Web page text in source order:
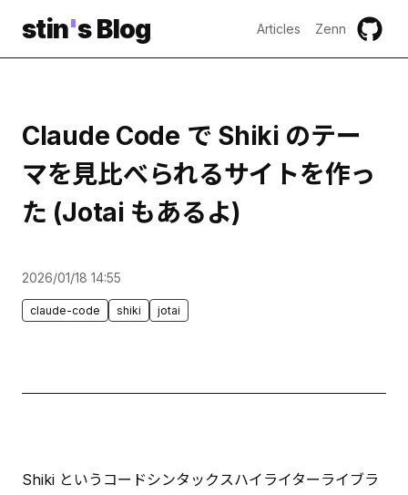
stin's Blog Articles Zenn
Claude Code で Shiki のテー
マを見比べられるサイトを作っ
た (Jotai もあるよ)
2026/01/18 14:55
claude-code shiki jotai
Shiki というコードシンタックスハイライターライブラ